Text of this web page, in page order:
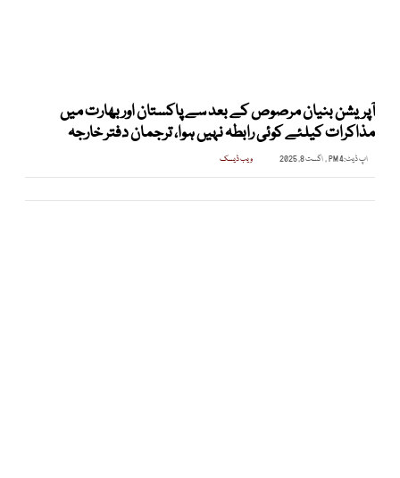
آپریشن بنیان مرصوص کے بعد سے پاکستان اور بھارت میں
مذاکرات کیلئے کوئی رابطہ نہیں ہوا، ترجمان دفتر خارجہ
اپ ڈیٹ:4 PM , اگست 8, 2025 ویب ڈیسک